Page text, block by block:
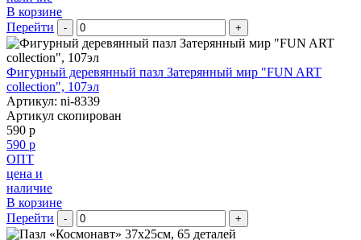
В корзине
Перейти
- +
Фигурный деревянный пазл Затерянный мир "FUN ART
collection", 107эл
Артикул: ni-8339
Артикул скопирован
590 р
590 р
ОПТ
цена и
наличие
В корзине
Перейти
- +